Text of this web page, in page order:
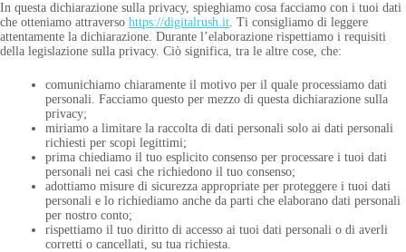
In questa dichiarazione sulla privacy, spieghiamo cosa facciamo con i tuoi dati
che otteniamo attraverso https://digitalrush.it. Ti consigliamo di leggere
attentamente la dichiarazione. Durante l’elaborazione rispettiamo i requisiti
della legislazione sulla privacy. Ciò significa, tra le altre cose, che:
comunichiamo chiaramente il motivo per il quale processiamo dati
personali. Facciamo questo per mezzo di questa dichiarazione sulla
privacy;
miriamo a limitare la raccolta di dati personali solo ai dati personali
richiesti per scopi legittimi;
prima chiediamo il tuo esplicito consenso per processare i tuoi dati
personali nei casi che richiedono il tuo consenso;
adottiamo misure di sicurezza appropriate per proteggere i tuoi dati
personali e lo richiediamo anche da parti che elaborano dati personali
per nostro conto;
rispettiamo il tuo diritto di accesso ai tuoi dati personali o di averli
corretti o cancellati, su tua richiesta.